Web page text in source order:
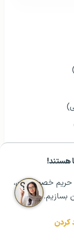
هستند!
حریم خصوصیتون،
بسازیم.
کردن
مشاوره تخصصی